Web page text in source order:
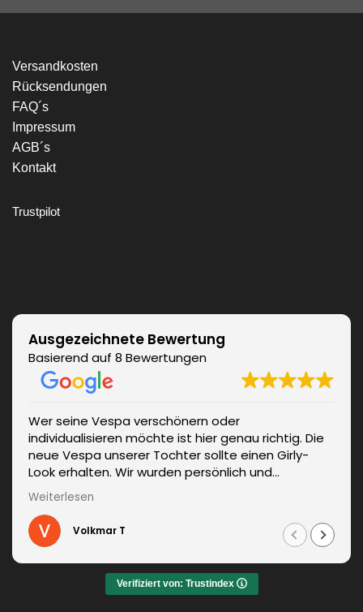
Versandkosten
Rücksendungen
FAQ´s
Impressum
AGB´s
Kontakt
Trustpilot
Ausgezeichnete Bewertung
Basierend auf 8 Bewertungen
Wer seine Vespa verschönern oder
individualisieren möchte ist hier genau richtig. Die
neue Vespa unserer Tochter sollte einen Girly-
Look erhalten. Wir wurden persönlich und
kompetent beraten. Die Lieferung erfolgte
unverzüglich. Weitere Änderungen waren auch kein
Problem und wurden sofort umgesetzt.
Informationen zum fachgerechten Anbringen sind
Das Ergebnis war jeden Euro wert. Vielen Dank!
Weiterlesen
Volkmar T
Verifiziert von: Trustindex